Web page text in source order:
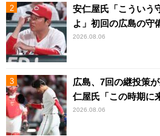
安仁屋氏「こういう
よ」初回の広島の守
2026.08.06
広島、7回の継投策
仁屋氏「この時期に
2026.08.06